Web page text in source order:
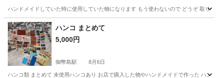
ハンドメイドしていた時に使用していた物になります もう使わないので どうぞ 取りに
大阪 大阪市 御幣島駅 インテリア雑貨/小物
ハンコ まとめて
5,000円
御幣島駅 8月6日
ハンコ類 まとめて 未使用ハンコあり お店で購入した物やハンドメイドで作った ハン